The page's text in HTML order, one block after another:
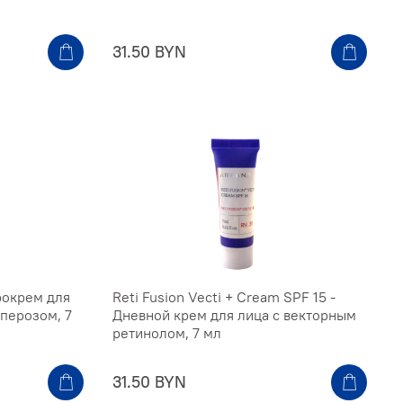
31.50 BYN
для
7
Reti Fusion Vecti + Cream SPF 15 -
Дневной крем для лица с векторным
ретинолом, 7 мл
31.50 BYN